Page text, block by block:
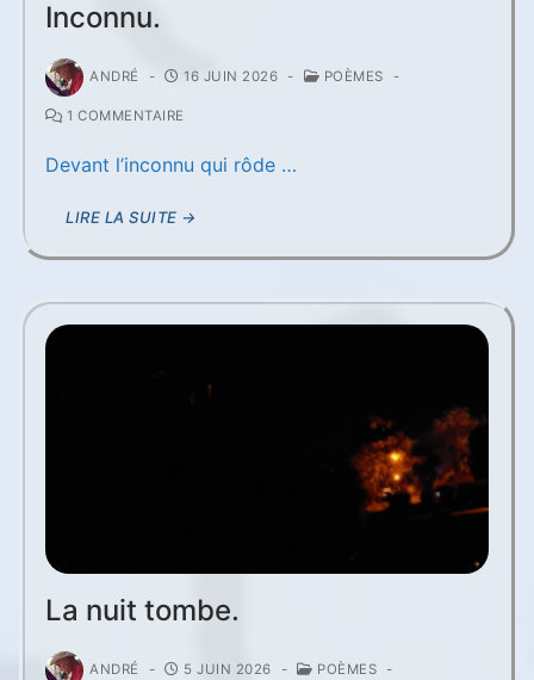
Inconnu.
ANDRÉ - 16 JUIN 2026 - POÈMES -
1 COMMENTAIRE
Devant l’inconnu qui rôde …
LIRE LA SUITE →
La nuit tombe.
ANDRÉ - 5 JUIN 2026 - POÈMES -